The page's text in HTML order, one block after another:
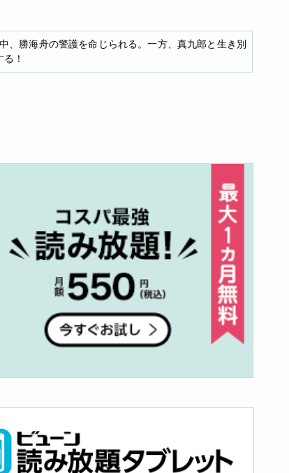
、勝海舟の警護を命じられる。一方、真九郎と生き別
！